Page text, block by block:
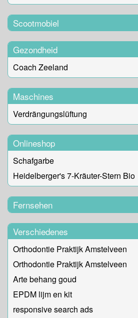
Scootmobiel
Gezondheid
Coach Zeeland
Maschines
Verdrängungslüftung
Onlineshop
Schafgarbe
Heidelberger's 7-Kräuter-Stern Bio
Fernsehen
Verschiedenes
Orthodontie Praktijk Amstelveen
Orthodontie Praktijk Amstelveen
Arte behang goud
EPDM lijm en kit
responsive search ads